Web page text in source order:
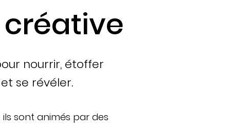
nourrir, étoffer
se révéler.
sont animés par des